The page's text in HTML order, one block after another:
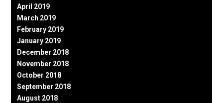
April 2019
March 2019
February 2019
January 2019
December 2018
November 2018
October 2018
September 2018
August 2018